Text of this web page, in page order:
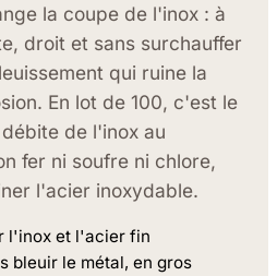
la coupe de l'inox : à
droit et sans surchauffer
qui ruine la
En lot de 100, c'est le
de l'inox au
fer ni soufre ni chlore,
l'acier inoxydable.
l'inox et l'acier fin
bleuir le métal, en gros